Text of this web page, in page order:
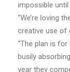
impossible until
“We’re loving
creative use of
“The plan is
busily
year they